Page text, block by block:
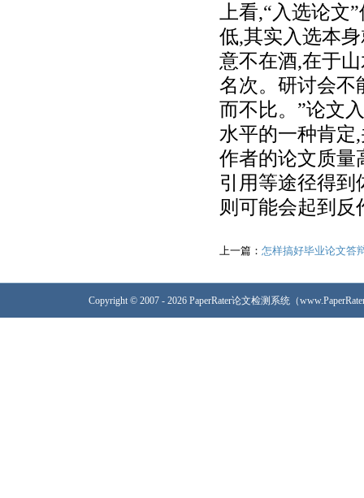
上看,“入选论文
低,其实入选本
意不在酒,在于
名次。研讨会不
而不比。”论文
水平的一种肯定
作者的论文质量
引用等途径得到
则可能会起到反
上一篇： 怎样搞好毕业论文答
Copyright © 2007 - 2026 PaperRater论文检测系统（